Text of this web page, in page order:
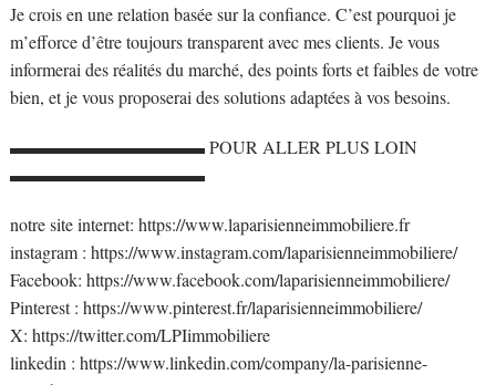
Je crois en une relation basée sur la confiance. C’est pourquoi je
m’efforce d’être toujours transparent avec mes clients. Je vous
informerai des réalités du marché, des points forts et faibles de votre
bien, et je vous proposerai des solutions adaptées à vos besoins.
▬▬▬▬▬▬▬▬▬▬▬ POUR ALLER PLUS LOIN
▬▬▬▬▬▬▬▬▬▬▬
notre site internet: https://www.laparisienneimmobiliere.fr
instagram : https://www.instagram.com/laparisienneimmobiliere/
Facebook: https://www.facebook.com/laparisienneimmobiliere/
Pinterest : https://www.pinterest.fr/laparisienneimmobiliere/
X: https://twitter.com/LPIimmobiliere
linkedin : https://www.linkedin.com/company/la-parisienne-